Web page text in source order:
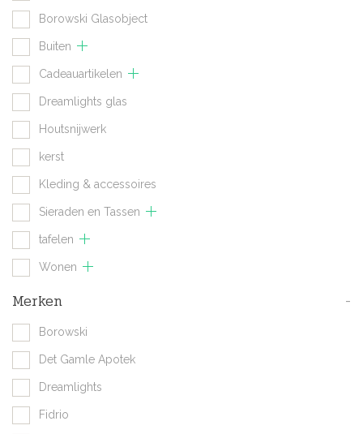
Borowski Glasobject
Buiten
Cadeauartikelen
Dreamlights glas
Houtsnijwerk
kerst
Kleding & accessoires
Sieraden en Tassen
tafelen
Wonen
Merken -
Borowski
Det Gamle Apotek
Dreamlights
Fidrio